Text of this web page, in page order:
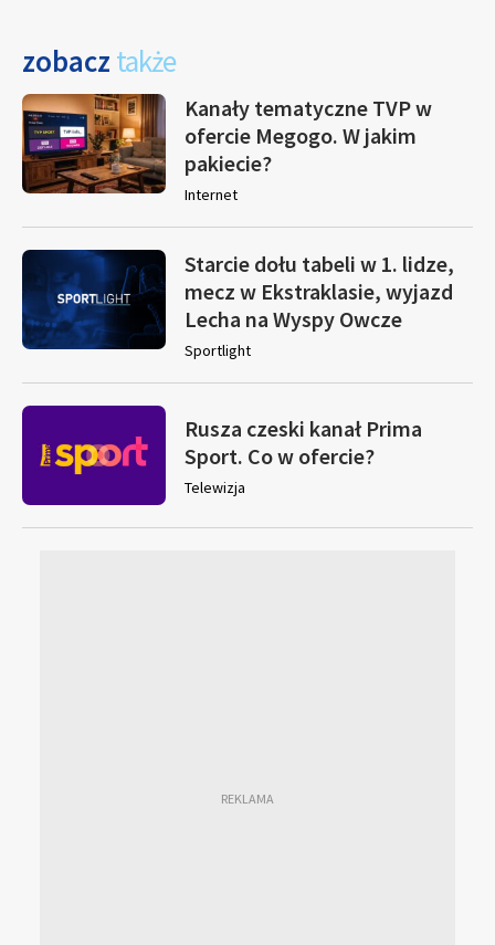
zobacz także
Kanały tematyczne TVP w
ofercie Megogo. W jakim
pakiecie?
Internet
Starcie dołu tabeli w 1. lidze,
mecz w Ekstraklasie, wyjazd
Lecha na Wyspy Owcze
Sportlight
Rusza czeski kanał Prima
Sport. Co w ofercie?
Telewizja